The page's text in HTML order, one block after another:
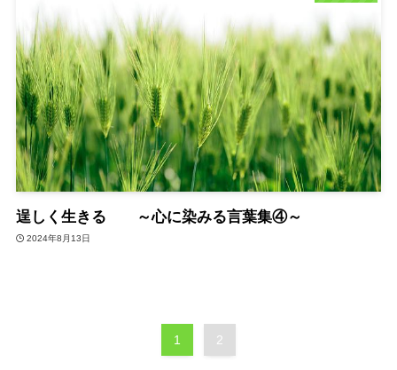
逞しく生きる ～心に染みる言葉集④～
2024年8月13日
1 2